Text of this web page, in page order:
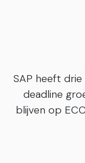
SAP heeft drie
deadline
blijven op